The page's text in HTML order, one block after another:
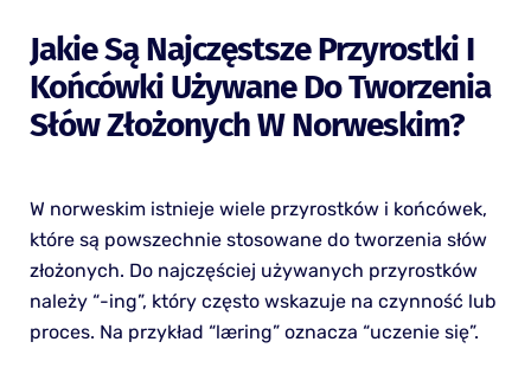
Jakie Są Najczęstsze Przyrostki I
Końcówki Używane Do Tworzenia
Słów Złożonych W Norweskim?
W norweskim istnieje wiele przyrostków i końcówek,
które są powszechnie stosowane do tworzenia słów
złożonych. Do najczęściej używanych przyrostków
należy “-ing”, który często wskazuje na czynność lub
proces. Na przykład “læring” oznacza “uczenie się”.